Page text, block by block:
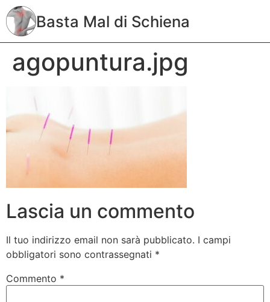
Basta Mal di Schiena
agopuntura.jpg
Lascia un commento
Il tuo indirizzo email non sarà pubblicato. I campi
obbligatori sono contrassegnati *
Commento *